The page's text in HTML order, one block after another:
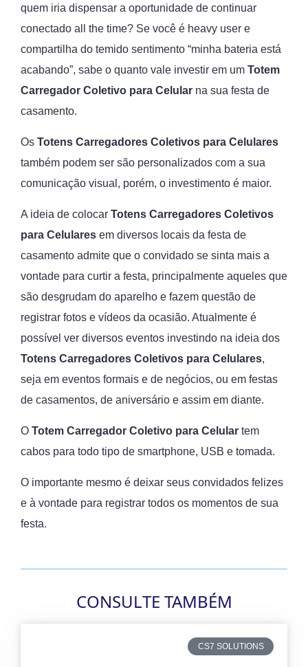
quem iria dispensar a oportunidade de continuar
conectado all the time? Se você é heavy user e
compartilha do temido sentimento “minha bateria está
acabando”, sabe o quanto vale investir em um Totem
Carregador Coletivo para Celular na sua festa de
casamento.
Os Totens Carregadores Coletivos para Celulares
também podem ser são personalizados com a sua
comunicação visual, porém, o investimento é maior.
A ideia de colocar Totens Carregadores Coletivos
para Celulares em diversos locais da festa de
casamento admite que o convidado se sinta mais a
vontade para curtir a festa, principalmente aqueles que
são desgrudam do aparelho e fazem questão de
registrar fotos e vídeos da ocasião. Atualmente é
possível ver diversos eventos investindo na ideia dos
Totens Carregadores Coletivos para Celulares,
seja em eventos formais e de negócios, ou em festas
de casamentos, de aniversário e assim em diante.
O Totem Carregador Coletivo para Celular tem
cabos para todo tipo de smartphone, USB e tomada.
O importante mesmo é deixar seus convidados felizes
e à vontade para registrar todos os momentos de sua
festa.
CONSULTE TAMBÉM
CS7 SOLUTIONS